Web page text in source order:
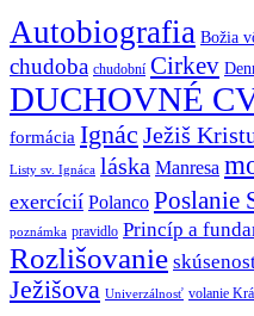
Autobiografia Božia
chudoba chudobní Cirkev
DUCHOVNÉ
formácia Ignác Ježiš
Listy sv. Ignáca láska Manresa
exercícií Polanco Poslanie
poznámka pravidlo Princíp a
Rozlišovanie
Ježišova Univerzálnosť volanie